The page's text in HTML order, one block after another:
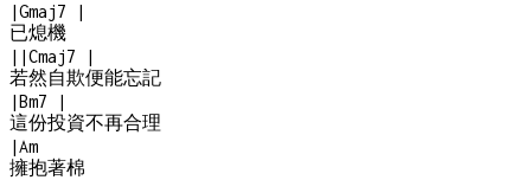
|Gmaj7
|
已熄機
| |Cmaj7
|
若然自欺便能忘記
|Bm7
|
這份投資不再合理
|Am
擁抱著棉